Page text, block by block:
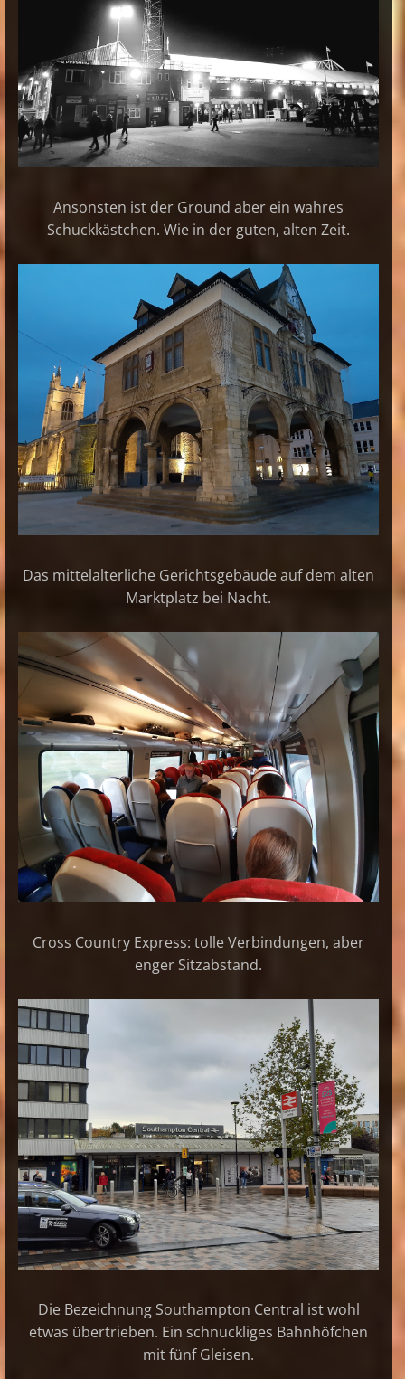
Ansonsten ist der Ground aber ein wahres
Schuckkästchen. Wie in der guten, alten Zeit.
Das mittelalterliche Gerichtsgebäude auf dem alten
Marktplatz bei Nacht.
Cross Country Express: tolle Verbindungen, aber
enger Sitzabstand.
Die Bezeichnung Southampton Central ist wohl
etwas übertrieben. Ein schnuckliges Bahnhöfchen
mit fünf Gleisen.